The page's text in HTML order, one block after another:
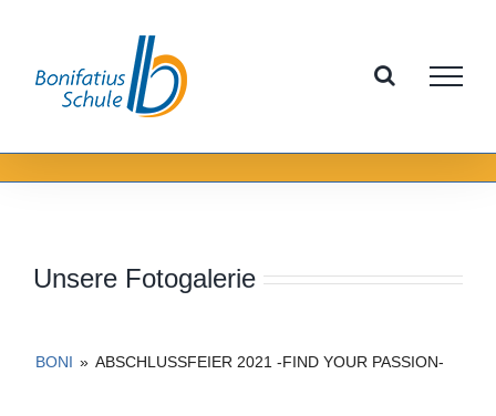
springen
Unsere Fotogalerie
BONI » ABSCHLUSSFEIER 2021 -FIND YOUR PASSION-